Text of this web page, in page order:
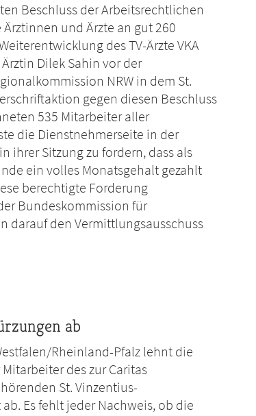
Beschluss der Arbeitsrechtlichen
und Ärzte an gut 260
des TV-Ärzte VKA
Dilek Sahin vor der
NRW in dem St.
gegen diesen Beschluss
535 Mitarbeiter aller
die Dienstnehmerseite in der
ihrer Sitzung zu fordern, dass als
ein volles Monatsgehalt gezahlt
berechtigte Forderung
Bundeskommission für
darauf den Vermittlungsausschuss
ab
Rheinland-Pfalz lehnt die
des zur Caritas
St. Vinzentius-
Es fehlt jeder Nachweis, ob die